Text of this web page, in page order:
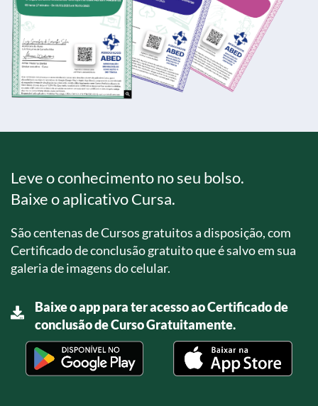
Leve o conhecimento no seu bolso.
Baixe o aplicativo Cursa.
São centenas de Cursos gratuitos a disposição, com
Certificado de conclusão gratuito que é salvo em sua
galeria de imagens do celular.
Baixe o app para ter acesso ao Certificado de
conclusão de Curso Gratuitamente.